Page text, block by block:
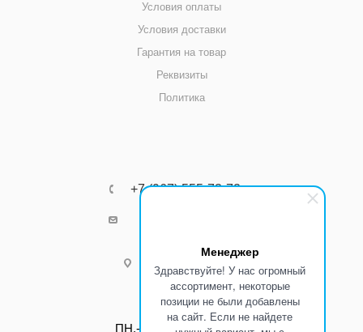
Менеджер
Здравствуйте! У нас огромный
ассортимент, некоторые
позиции не были добавлены
на сайт. Если не найдете
Условия оплаты
Условия доставки
Гарантия на товар
Реквизиты
Политика
+7 (967) 555-73-72
г.Ростов-на-Дону
Режим работы:
ПН.-ПТ.: С 8:00 до 17:00